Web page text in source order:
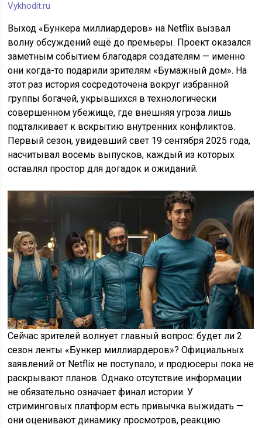
Vykhodit.ru
Выход «Бункера миллиардеров» на Netflix вызвал
волну обсуждений ещё до премьеры. Проект оказался
заметным событием благодаря создателям — именно
они когда-то подарили зрителям «Бумажный дом». На
этот раз история сосредоточена вокруг избранной
группы богачей, укрывшихся в технологически
совершенном убежище, где внешняя угроза лишь
подталкивает к вскрытию внутренних конфликтов.
Первый сезон, увидевший свет 19 сентября 2025 года,
насчитывал восемь выпусков, каждый из которых
оставлял простор для догадок и ожиданий.
Сейчас зрителей волнует главный вопрос: будет ли 2
сезон ленты «Бункер миллиардеров»? Официальных
заявлений от Netflix не поступало, и продюсеры пока не
раскрывают планов. Однако отсутствие информации
не обязательно означает финал истории. У
стриминговых платформ есть привычка выжидать —
они оценивают динамику просмотров, реакцию